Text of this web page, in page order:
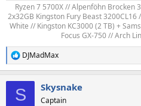
Ryzen 7 5700X // Alpenföhn Brocken
2x32GB Kingston Fury Beast 3200CL16
White // Kingston KC3000 (2 TB) +
Focus GX-750 // Arch
R
e
DJMadMax
S Skysnake
Captain